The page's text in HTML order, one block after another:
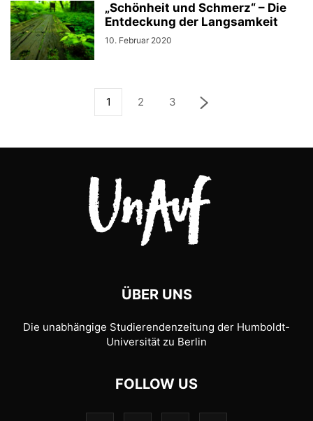
„Schönheit und Schmerz“ – Die
Entdeckung der Langsamkeit
10. Februar 2020
1 2 3
ÜBER UNS
Die unabhängige Studierendenzeitung der Humboldt-
Universität zu Berlin
FOLLOW US